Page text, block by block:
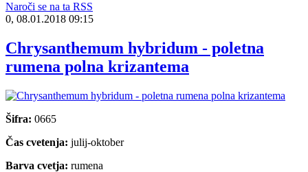
Naroči se na ta RSS
0, 08.01.2018 09:15
Chrysanthemum hybridum - poletna
rumena polna krizantema
Šifra: 0665
Čas cvetenja: julij-oktober
Barva cvetja: rumena